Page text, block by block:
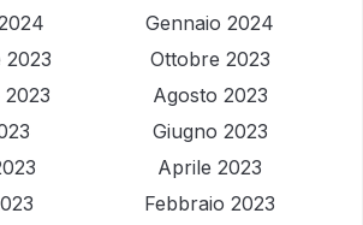
Gennaio 2024
2023
Ottobre 2023
Agosto 2023
Giugno 2023
Aprile 2023
Febbraio 2023